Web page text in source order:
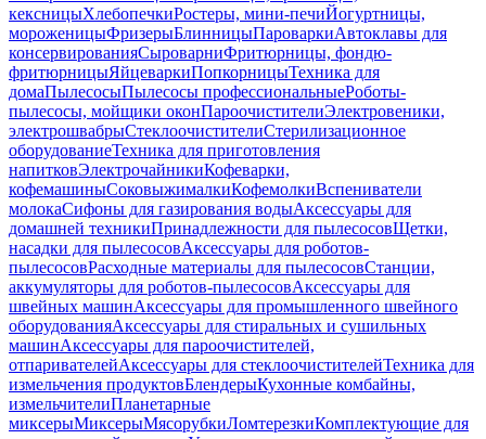
кексницыХлебопечкиРостеры, мини-печиЙогуртницы,
мороженицыФризерыБлинницыПароваркиАвтоклавы для
консервированияСыроварниФритюрницы, фондю-
фритюрницыЯйцеваркиПопкорницыТехника для
домаПылесосыПылесосы профессиональныеРоботы-
пылесосы, мойщики оконПароочистителиЭлектровеники,
электрошвабрыСтеклоочистителиСтерилизационное
оборудованиеТехника для приготовления
напитковЭлектрочайникиКофеварки,
кофемашиныСоковыжималкиКофемолкиВспениватели
молокаСифоны для газирования водыАксессуары для
домашней техникиПринадлежности для пылесосовЩетки,
насадки для пылесосовАксессуары для роботов-
пылесосовРасходные материалы для пылесосовСтанции,
аккумуляторы для роботов-пылесосовАксессуары для
швейных машинАксессуары для промышленного швейного
оборудованияАксессуары для стиральных и сушильных
машинАксессуары для пароочистителей,
отпаривателейАксессуары для стеклоочистителейТехника для
измельчения продуктовБлендерыКухонные комбайны,
измельчителиПланетарные
миксерыМиксерыМясорубкиЛомтерезкиКомплектующие для